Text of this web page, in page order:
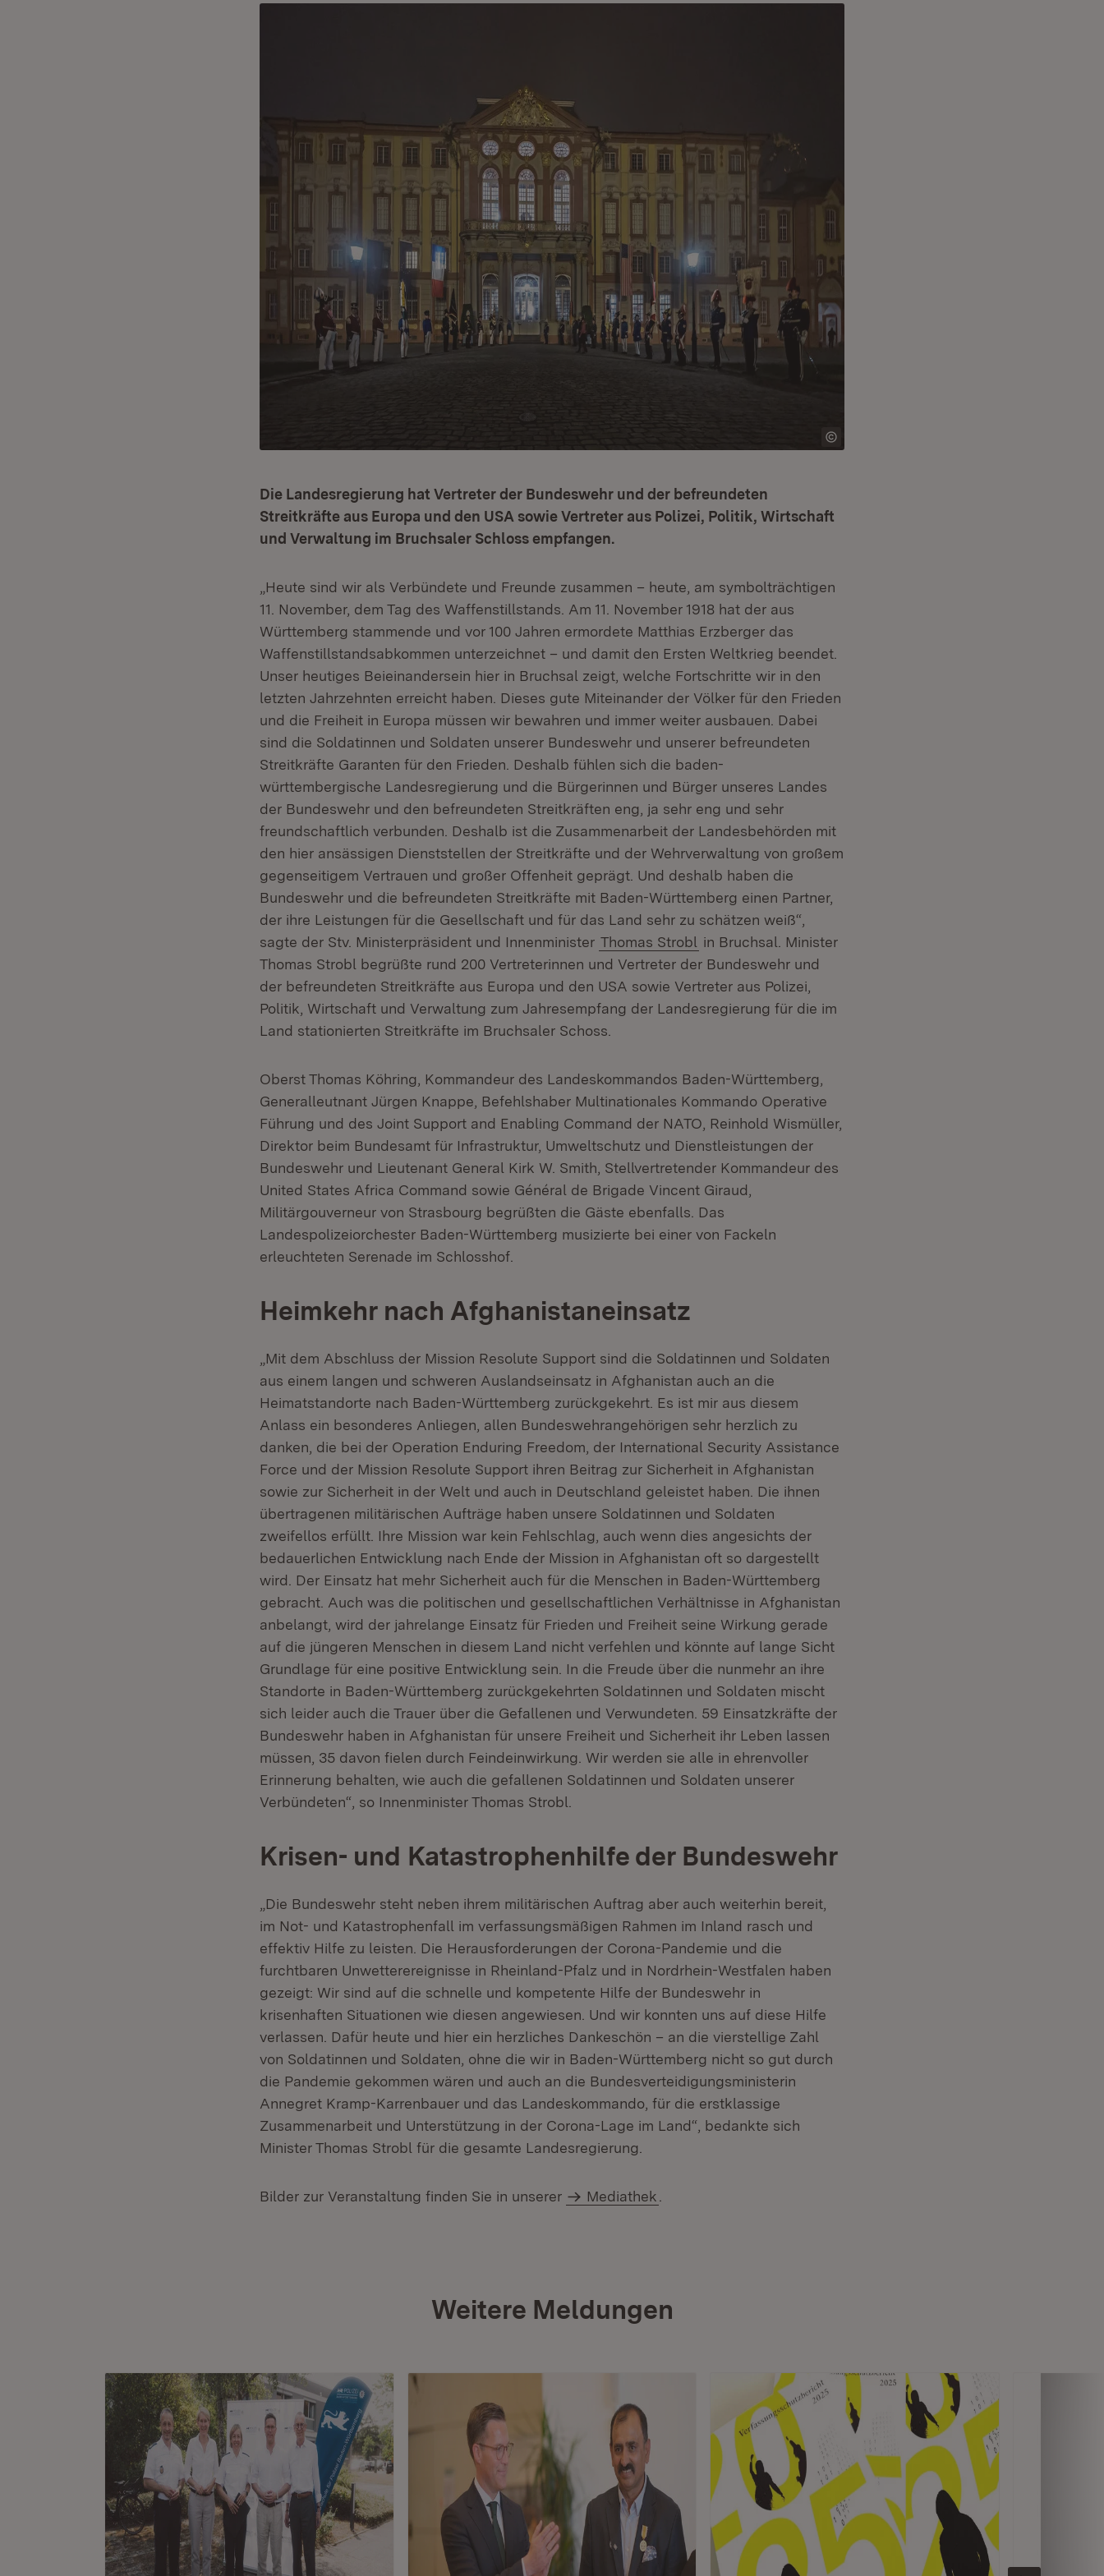
Die Landesregierung hat Vertreter der Bundeswehr und der befreundeten
Streitkräfte aus Europa und den USA sowie Vertreter aus Polizei, Politik, Wirtschaft
und Verwaltung im Bruchsaler Schloss empfangen.
„Heute sind wir als Verbündete und Freunde zusammen – heute, am symbolträchtigen
11. November, dem Tag des Waffenstillstands. Am 11. November 1918 hat der aus
Württemberg stammende und vor 100 Jahren ermordete Matthias Erzberger das
Waffenstillstandsabkommen unterzeichnet – und damit den Ersten Weltkrieg beendet.
Unser heutiges Beieinandersein hier in Bruchsal zeigt, welche Fortschritte wir in den
letzten Jahrzehnten erreicht haben. Dieses gute Miteinander der Völker für den Frieden
und die Freiheit in Europa müssen wir bewahren und immer weiter ausbauen. Dabei
sind die Soldatinnen und Soldaten unserer Bundeswehr und unserer befreundeten
Streitkräfte Garanten für den Frieden. Deshalb fühlen sich die baden-
württembergische Landesregierung und die Bürgerinnen und Bürger unseres Landes
der Bundeswehr und den befreundeten Streitkräften eng, ja sehr eng und sehr
freundschaftlich verbunden. Deshalb ist die Zusammenarbeit der Landesbehörden mit
den hier ansässigen Dienststellen der Streitkräfte und der Wehrverwaltung von großem
gegenseitigem Vertrauen und großer Offenheit geprägt. Und deshalb haben die
Bundeswehr und die befreundeten Streitkräfte mit Baden-Württemberg einen Partner,
der ihre Leistungen für die Gesellschaft und für das Land sehr zu schätzen weiß“,
sagte der Stv. Ministerpräsident und Innenminister Thomas Strobl in Bruchsal. Minister
Thomas Strobl begrüßte rund 200 Vertreterinnen und Vertreter der Bundeswehr und
der befreundeten Streitkräfte aus Europa und den USA sowie Vertreter aus Polizei,
Politik, Wirtschaft und Verwaltung zum Jahresempfang der Landesregierung für die im
Land stationierten Streitkräfte im Bruchsaler Schoss.
Oberst Thomas Köhring, Kommandeur des Landeskommandos Baden-Württemberg,
Generalleutnant Jürgen Knappe, Befehlshaber Multinationales Kommando Operative
Führung und des Joint Support and Enabling Command der NATO, Reinhold Wismüller,
Direktor beim Bundesamt für Infrastruktur, Umweltschutz und Dienstleistungen der
Bundeswehr und Lieutenant General Kirk W. Smith, Stellvertretender Kommandeur des
United States Africa Command sowie Général de Brigade Vincent Giraud,
Militärgouverneur von Strasbourg begrüßten die Gäste ebenfalls. Das
Landespolizeiorchester Baden-Württemberg musizierte bei einer von Fackeln
erleuchteten Serenade im Schlosshof.
Heimkehr nach Afghanistaneinsatz
„Mit dem Abschluss der Mission Resolute Support sind die Soldatinnen und Soldaten
aus einem langen und schweren Auslandseinsatz in Afghanistan auch an die
Heimatstandorte nach Baden-Württemberg zurückgekehrt. Es ist mir aus diesem
Anlass ein besonderes Anliegen, allen Bundeswehrangehörigen sehr herzlich zu
danken, die bei der Operation Enduring Freedom, der International Security Assistance
Force und der Mission Resolute Support ihren Beitrag zur Sicherheit in Afghanistan
sowie zur Sicherheit in der Welt und auch in Deutschland geleistet haben. Die ihnen
übertragenen militärischen Aufträge haben unsere Soldatinnen und Soldaten
zweifellos erfüllt. Ihre Mission war kein Fehlschlag, auch wenn dies angesichts der
bedauerlichen Entwicklung nach Ende der Mission in Afghanistan oft so dargestellt
wird. Der Einsatz hat mehr Sicherheit auch für die Menschen in Baden-Württemberg
gebracht. Auch was die politischen und gesellschaftlichen Verhältnisse in Afghanistan
anbelangt, wird der jahrelange Einsatz für Frieden und Freiheit seine Wirkung gerade
auf die jüngeren Menschen in diesem Land nicht verfehlen und könnte auf lange Sicht
Grundlage für eine positive Entwicklung sein. In die Freude über die nunmehr an ihre
Standorte in Baden-Württemberg zurückgekehrten Soldatinnen und Soldaten mischt
sich leider auch die Trauer über die Gefallenen und Verwundeten. 59 Einsatzkräfte der
Bundeswehr haben in Afghanistan für unsere Freiheit und Sicherheit ihr Leben lassen
müssen, 35 davon fielen durch Feindeinwirkung. Wir werden sie alle in ehrenvoller
Erinnerung behalten, wie auch die gefallenen Soldatinnen und Soldaten unserer
Verbündeten“, so Innenminister Thomas Strobl.
Krisen- und Katastrophenhilfe der Bundeswehr
„Die Bundeswehr steht neben ihrem militärischen Auftrag aber auch weiterhin bereit,
im Not- und Katastrophenfall im verfassungsmäßigen Rahmen im Inland rasch und
effektiv Hilfe zu leisten. Die Herausforderungen der Corona-Pandemie und die
furchtbaren Unwetterereignisse in Rheinland-Pfalz und in Nordrhein-Westfalen haben
gezeigt: Wir sind auf die schnelle und kompetente Hilfe der Bundeswehr in
krisenhaften Situationen wie diesen angewiesen. Und wir konnten uns auf diese Hilfe
verlassen. Dafür heute und hier ein herzliches Dankeschön – an die vierstellige Zahl
von Soldatinnen und Soldaten, ohne die wir in Baden-Württemberg nicht so gut durch
die Pandemie gekommen wären und auch an die Bundesverteidigungsministerin
Annegret Kramp-Karrenbauer und das Landeskommando, für die erstklassige
Zusammenarbeit und Unterstützung in der Corona-Lage im Land“, bedankte sich
Minister Thomas Strobl für die gesamte Landesregierung.
Bilder zur Veranstaltung finden Sie in unserer Mediathek
Weitere Meldungen